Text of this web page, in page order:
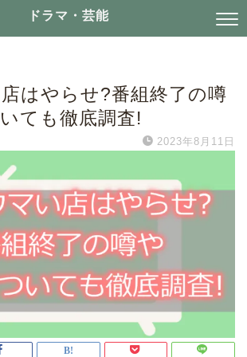
ドラマ・芸能
はやらせ?番組終了の噂
ても徹底調査!
2023年8月11日